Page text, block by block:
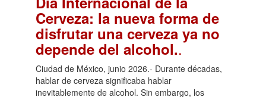
Cerveza: la nueva forma de
disfrutar una cerveza ya no
depende del alcohol..
Ciudad de México, junio 2026.- Durante décadas,
hablar de cerveza significaba hablar
inevitablemente de alcohol. Sin embargo, los